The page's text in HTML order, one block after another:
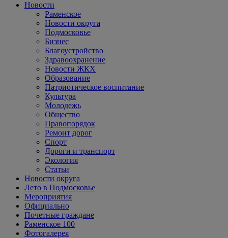
Новости
Раменское
Новости округа
Подмосковье
Бизнес
Благоустройство
Здравоохранение
Новости ЖКХ
Образование
Патриотическое воспитание
Культура
Молодежь
Общество
Правопорядок
Ремонт дорог
Спорт
Дороги и транспорт
Экология
Статьи
Новости округа
Лето в Подмосковье
Мероприятия
Официально
Почетные граждане
Раменское 100
Фотогалерея